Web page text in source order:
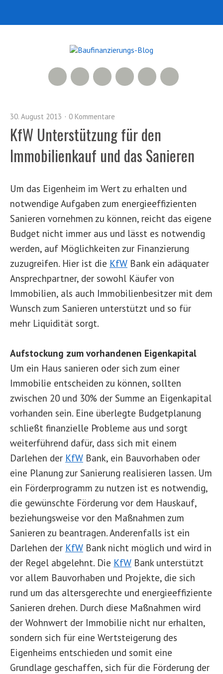
Facebook
500px
LinkedIn
Xing
RSS Feed
30. August 2013 0 Kommentare
KfW Unterstützung für den
Immobilienkauf und das Sanieren
Um das Eigenheim im Wert zu erhalten und
notwendige Aufgaben zum energieeffizienten
Sanieren vornehmen zu können, reicht das eigene
Budget nicht immer aus und lässt es notwendig
werden, auf Möglichkeiten zur Finanzierung
zuzugreifen. Hier ist die KfW Bank ein adäquater
Ansprechpartner, der sowohl Käufer von
Immobilien, als auch Immobilienbesitzer mit dem
Wunsch zum Sanieren unterstützt und so für
mehr Liquidität sorgt.
Aufstockung zum vorhandenen Eigenkapital
Um ein Haus sanieren oder sich zum einer
Immobilie entscheiden zu können, sollten
zwischen 20 und 30% der Summe an Eigenkapital
vorhanden sein. Eine überlegte Budgetplanung
schließt finanzielle Probleme aus und sorgt
weiterführend dafür, dass sich mit einem
Darlehen der KfW Bank, ein Bauvorhaben oder
eine Planung zur Sanierung realisieren lassen. Um
ein Förderprogramm zu nutzen ist es notwendig,
die gewünschte Förderung vor dem Hauskauf,
beziehungsweise vor den Maßnahmen zum
Sanieren zu beantragen. Anderenfalls ist ein
Darlehen der KfW Bank nicht möglich und wird in
der Regel abgelehnt. Die KfW Bank unterstützt
vor allem Bauvorhaben und Projekte, die sich
rund um das altersgerechte und energieeffiziente
Sanieren drehen. Durch diese Maßnahmen wird
der Wohnwert der Immobilie nicht nur erhalten,
sondern sich für eine Wertsteigerung des
Eigenheims entschieden und somit eine
Grundlage geschaffen, sich für die Förderung der